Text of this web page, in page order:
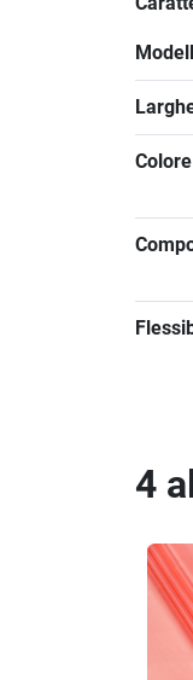
Colore
4